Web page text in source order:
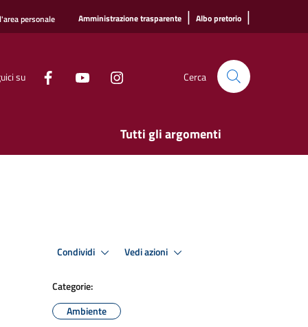
personale Amministrazione trasparente | Albo pretorio |
su Cerca
Tutti gli argomenti
Condividi Vedi azioni
Categorie:
Ambiente